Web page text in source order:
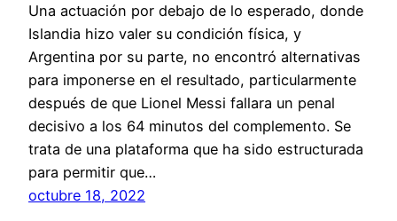
Una actuación por debajo de lo esperado, donde
Islandia hizo valer su condición física, y
Argentina por su parte, no encontró alternativas
para imponerse en el resultado, particularmente
después de que Lionel Messi fallara un penal
decisivo a los 64 minutos del complemento. Se
trata de una plataforma que ha sido estructurada
para permitir que…
octubre 18, 2022